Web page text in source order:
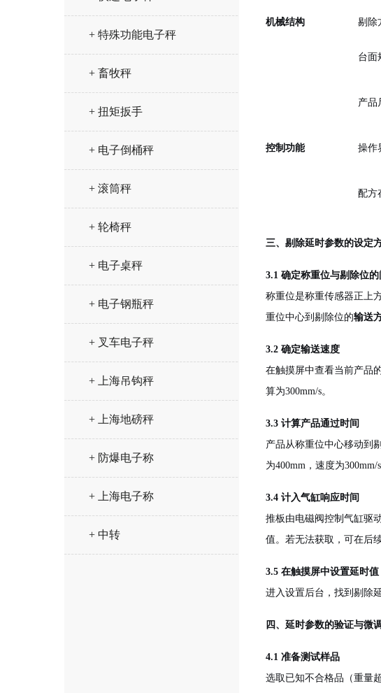
+ 特殊功能电子秤
+ 畜牧秤
+ 扭矩扳手
+ 电子倒桶秤
+ 滚筒秤
+ 轮椅秤
+ 电子桌秤
+ 电子钢瓶秤
+ 叉车电子秤
+ 上海吊钩秤
+ 上海地磅秤
+ 防爆电子称
+ 上海电子称
+ 中转
机械结构 剔除
台面
产品
控制功能 操作
配方
三、剔除延时参数的设定
3.1 确定称重位与剔除位的
称重位是称重传感器正上
重位中心到剔除位的输送
3.2 确定输送速度
在触摸屏中查看当前产品
算为300mm/s。
3.3 计算产品通过时间
产品从称重位中心移动到
为400mm，速度为300mm/
3.4 计入气缸响应时间
推板由电磁阀控制气缸驱
值。若无法获取，可在后
3.5 在触摸屏中设置延时值
进入设置后台，找到剔除
四、延时参数的验证与微调
4.1 准备测试样品
选取已知不合格品（重量